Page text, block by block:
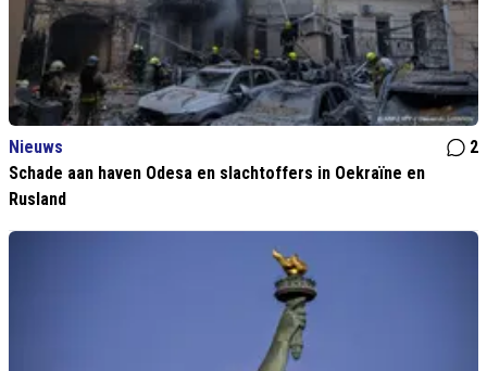
Nieuws
2
Schade aan haven Odesa en slachtoffers in Oekraïne en
Rusland